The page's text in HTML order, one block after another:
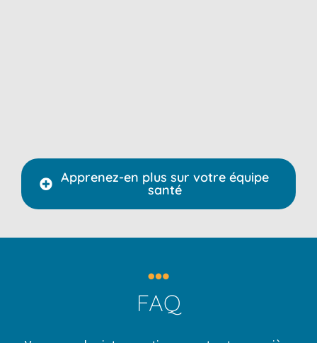
Apprenez-en plus sur votre équipe
santé
FAQ